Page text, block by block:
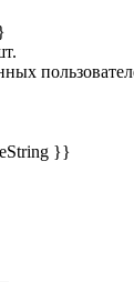
}}